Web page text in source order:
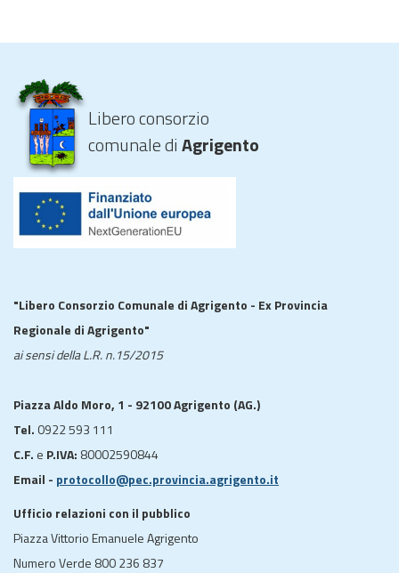
Libero consorzio
comunale diAgrigento
"Libero Consorzio Comunale di Agrigento - Ex Provincia
Regionale di Agrigento"
ai sensi della L.R. n.15/2015
Piazza Aldo Moro, 1 - 92100 Agrigento (AG.)
Tel. 0922 593 111
C.F. e P.IVA: 80002590844
Email - protocollo@pec.provincia.agrigento.it
Ufficio relazioni con il pubblico
Piazza Vittorio Emanuele Agrigento
Numero Verde 800 236 837